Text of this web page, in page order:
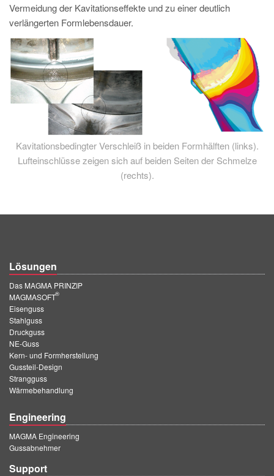
MAGMA Türkei
EN
TR
MAGMA China
EN
MAGMA Indien
EN
Vermeidung der Kavitationseffekte und zu einer deutlich
verlängerten Formlebensdauer.
Kavitationsbedingter Verschleiß in beiden Formhälften (links).
Lufteinschlüsse zeigen sich auf beiden Seiten der Schmelze
(rechts).
Lösungen
Das MAGMA PRINZIP
MAGMASOFT
®
Eisenguss
Stahlguss
Druckguss
NE-Guss
Kern- und Formherstellung
Gussteil-Design
Strangguss
Wärmebehandlung
Engineering
MAGMA Engineering
Gussabnehmer
Support